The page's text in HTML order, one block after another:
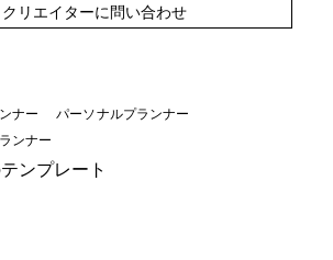
クリエイターに問い合わせ
ナー
パーソナルプランナー
ンナー
ンプレート